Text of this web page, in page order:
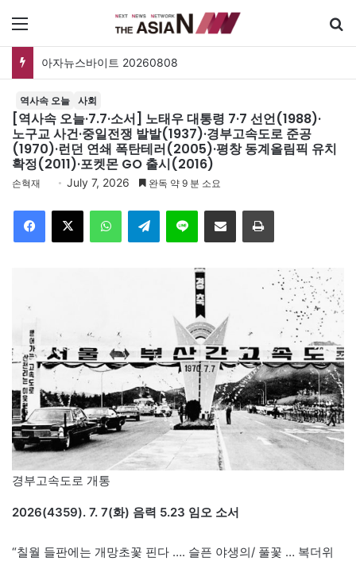
메뉴
아자뉴스바이트 20260808
역사속 오늘 사회
[역사속 오늘·7.7·소서] 노태우 대통령 7·7 선언(1988)·
노구교 사건·중일전쟁 발발(1937)·경부고속도로 준공
(1970)·런던 연쇄 폭탄테러(2005)·평창 동계올림픽 유치
확정(2011)·포켓몬 GO 출시(2016)
손혁재 July 7, 2026 완독 약 9 분 소요
Facebook
X WhatsAppTelegramLine 이메일 인쇄
경부고속도로 개통
2026(4359). 7. 7(화) 음력 5.23 임오 소서
“칠월 들판에는 개망초꽃 핀다 …. 슬픈 야생의/ 풀꽃 … 복더위